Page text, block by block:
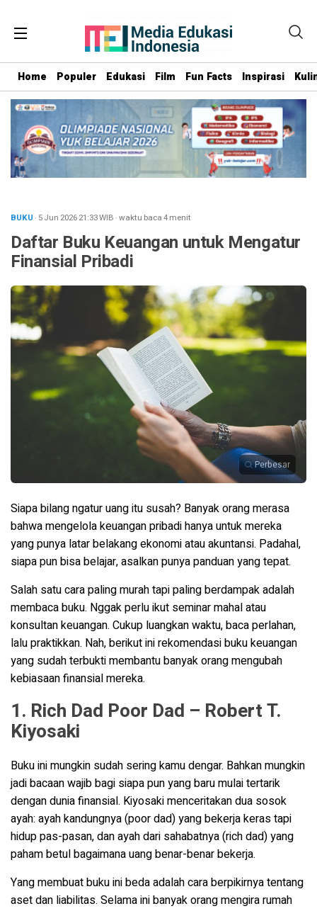
Home Populer Edukasi Film Fun Facts Inspirasi
BUKU · 5 Jun 202621:33WIB ·waktu baca 4 menit
Daftar Buku Keuangan untuk Mengatur
Finansial Pribadi
Perbesar
Siapa bilang ngatur uang itu susah? Banyak orang merasa
bahwa mengelola keuangan pribadi hanya untuk mereka
yang punya latar belakang ekonomi atau akuntansi. Padahal,
siapa pun bisa belajar, asalkan punya panduan yang tepat.
Salah satu cara paling murah tapi paling berdampak adalah
membaca buku. Nggak perlu ikut seminar mahal atau
konsultan keuangan. Cukup luangkan waktu, baca perlahan,
lalu praktikkan. Nah, berikut ini rekomendasi buku keuangan
yang sudah terbukti membantu banyak orang mengubah
kebiasaan finansial mereka.
1. Rich Dad Poor Dad – Robert T.
Kiyosaki
Buku ini mungkin sudah sering kamu dengar. Bahkan mungkin
jadi bacaan wajib bagi siapa pun yang baru mulai tertarik
dengan dunia finansial. Kiyosaki menceritakan dua sosok
ayah: ayah kandungnya (poor dad) yang bekerja keras tapi
hidup pas-pasan, dan ayah dari sahabatnya (rich dad) yang
paham betul bagaimana uang benar-benar bekerja.
Yang membuat buku ini beda adalah cara berpikirnya tentang
aset dan liabilitas. Selama ini banyak orang mengira rumah